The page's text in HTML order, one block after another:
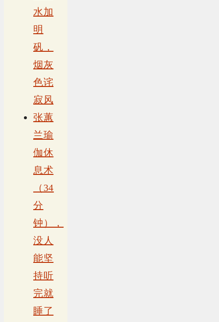
水加
明
矾，
烟灰
色诧
寂风
张蕙
兰瑜
伽休
息术
（34
分
钟），
没人
能坚
持听
完就
睡了